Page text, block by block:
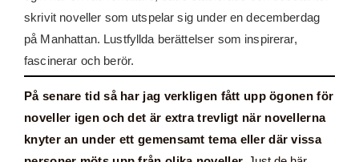
skrivit noveller som utspelar sig under en decemberdag
på Manhattan. Lustfyllda berättelser som inspirerar,
fascinerar och berör.
På senare tid så har jag verkligen fått upp ögonen för
noveller igen och det är extra trevligt när novellerna
knyter an under ett gemensamt tema eller där vissa